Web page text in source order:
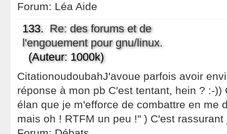
Forum: Léa Aide
133. Re: des forums et de
l'engouement pour gnu/linux.
(Auteur: 1000k)
CitationoudoubahJ'avoue parfois avoir
réponse à mon pb C'est tentant, hein ? :-
élan que je m'efforce de combattre en me
mais oh ! RTFM un peu !" ) C'est